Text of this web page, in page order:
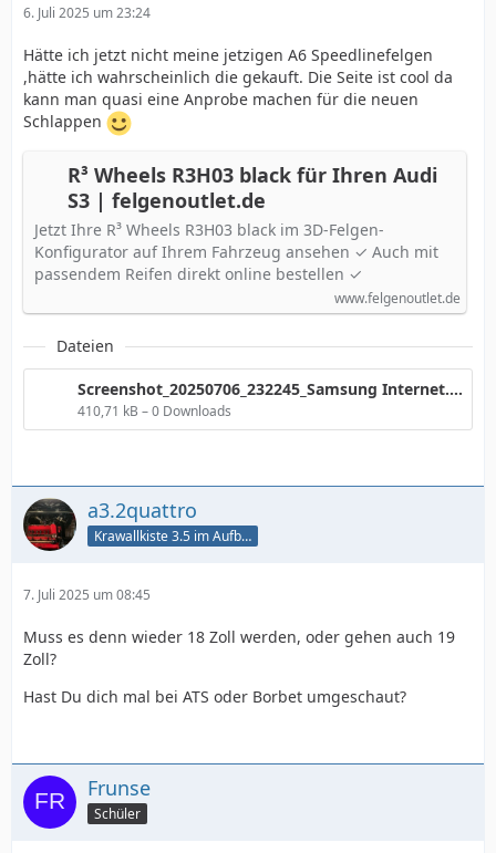
6. Juli 2025 um 23:24
Hätte ich jetzt nicht meine jetzigen A6 Speedlinefelgen
,hätte ich wahrscheinlich die gekauft. Die Seite ist cool da
kann man quasi eine Anprobe machen für die neuen
Schlappen
R³ Wheels R3H03 black für Ihren Audi
S3 | felgenoutlet.de
Jetzt Ihre R³ Wheels R3H03 black im 3D-Felgen-
Konfigurator auf Ihrem Fahrzeug ansehen ✓ Auch mit
passendem Reifen direkt online bestellen ✓
www.felgenoutlet.de
Dateien
Screenshot_20250706_232245_Samsung Internet.jpg
410,71 kB – 0 Downloads
a3.2quattro
Krawallkiste 3.5 im Aufbau
7. Juli 2025 um 08:45
Muss es denn wieder 18 Zoll werden, oder gehen auch 19
Zoll?
Hast Du dich mal bei ATS oder Borbet umgeschaut?
Frunse
Schüler